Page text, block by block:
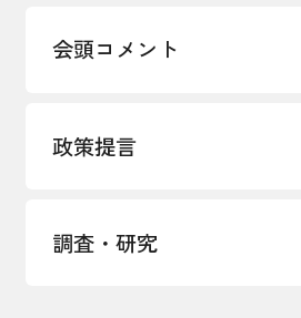
海外情報レポート
安全保障貿易管理・技術流
会頭コメント
政策提言
中小企業経営
調査・研究